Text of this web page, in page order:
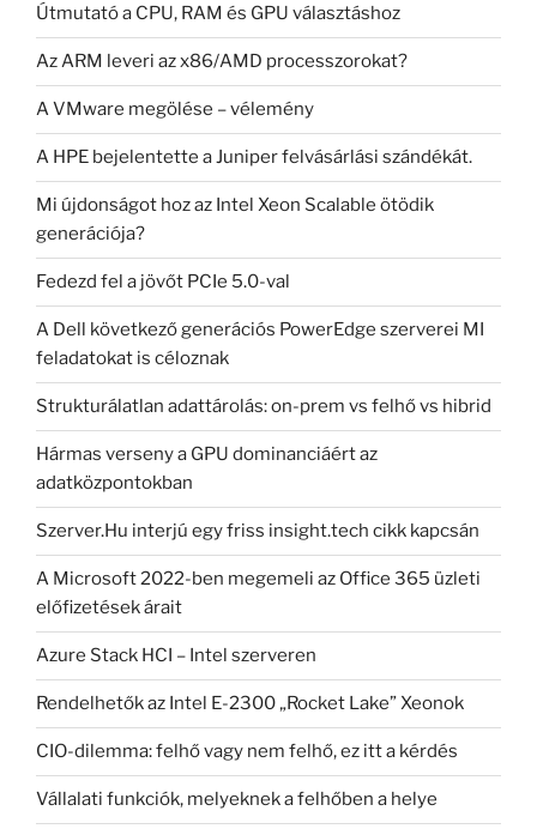
Útmutató a CPU, RAM és GPU választáshoz
Az ARM leveri az x86/AMD processzorokat?
A VMware megölése – vélemény
A HPE bejelentette a Juniper felvásárlási szándékát.
Mi újdonságot hoz az Intel Xeon Scalable ötödik
generációja?
Fedezd fel a jövőt PCIe 5.0-val
A Dell következő generációs PowerEdge szerverei MI
feladatokat is céloznak
Strukturálatlan adattárolás: on-prem vs felhő vs hibrid
Hármas verseny a GPU dominanciáért az
adatközpontokban
Szerver.Hu interjú egy friss insight.tech cikk kapcsán
A Microsoft 2022-ben megemeli az Office 365 üzleti
előfizetések árait
Azure Stack HCI – Intel szerveren
Rendelhetők az Intel E-2300 „Rocket Lake” Xeonok
CIO-dilemma: felhő vagy nem felhő, ez itt a kérdés
Vállalati funkciók, melyeknek a felhőben a helye